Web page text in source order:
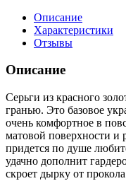
Описание
Характеристики
Отзывы
Описание
Серьги из красного
гранью. Это базовое
очень комфортное в
матовой поверхности и
придется по душе
удачно дополнит
скроет дырку от